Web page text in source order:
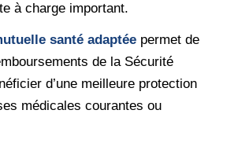
à charge important.
santé adaptée permet de
de la Sécurité
d’une meilleure protection
médicales courantes ou